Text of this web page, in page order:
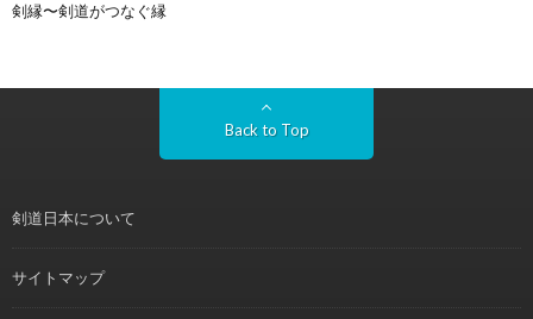
剣縁〜剣道がつなぐ縁
Back to Top
剣道日本について
サイトマップ